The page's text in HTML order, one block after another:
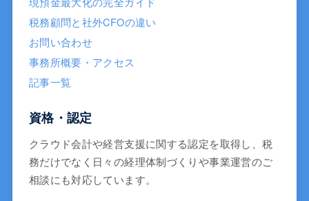
税務顧問と社外CFOの違い
お問い合わせ
事務所概要・アクセス
記事一覧
資格・認定
クラウド会計や経営支援に関する認定を取得し、税
務だけでなく日々の経理体制づくりや事業運営のご
相談にも対応しています。